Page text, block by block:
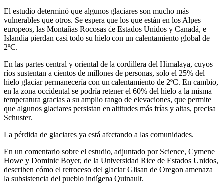
El estudio determinó que algunos glaciares son mucho más
vulnerables que otros. Se espera que los que están en los Alpes
europeos, las Montañas Rocosas de Estados Unidos y Canadá, e
Islandia pierdan casi todo su hielo con un calentamiento global de
2ºC.
En las partes central y oriental de la cordillera del Himalaya, cuyos
ríos sustentan a cientos de millones de personas, solo el 25% del
hielo glaciar permanecería con un calentamiento de 2ºC. En cambio,
en la zona occidental se podría retener el 60% del hielo a la misma
temperatura gracias a su amplio rango de elevaciones, que permite
que algunos glaciares persistan en altitudes más frías y altas, precisa
Schuster.
La pérdida de glaciares ya está afectando a las comunidades.
En un comentario sobre el estudio, adjuntado por Science, Cymene
Howe y Dominic Boyer, de la Universidad Rice de Estados Unidos,
describen cómo el retroceso del glaciar Glisan de Oregon amenaza
la subsistencia del pueblo indígena Quinault.